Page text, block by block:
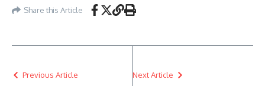
Share this Article
Previous Article Next Article